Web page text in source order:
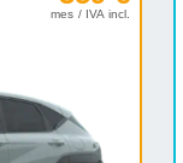
mes / IVA incl.